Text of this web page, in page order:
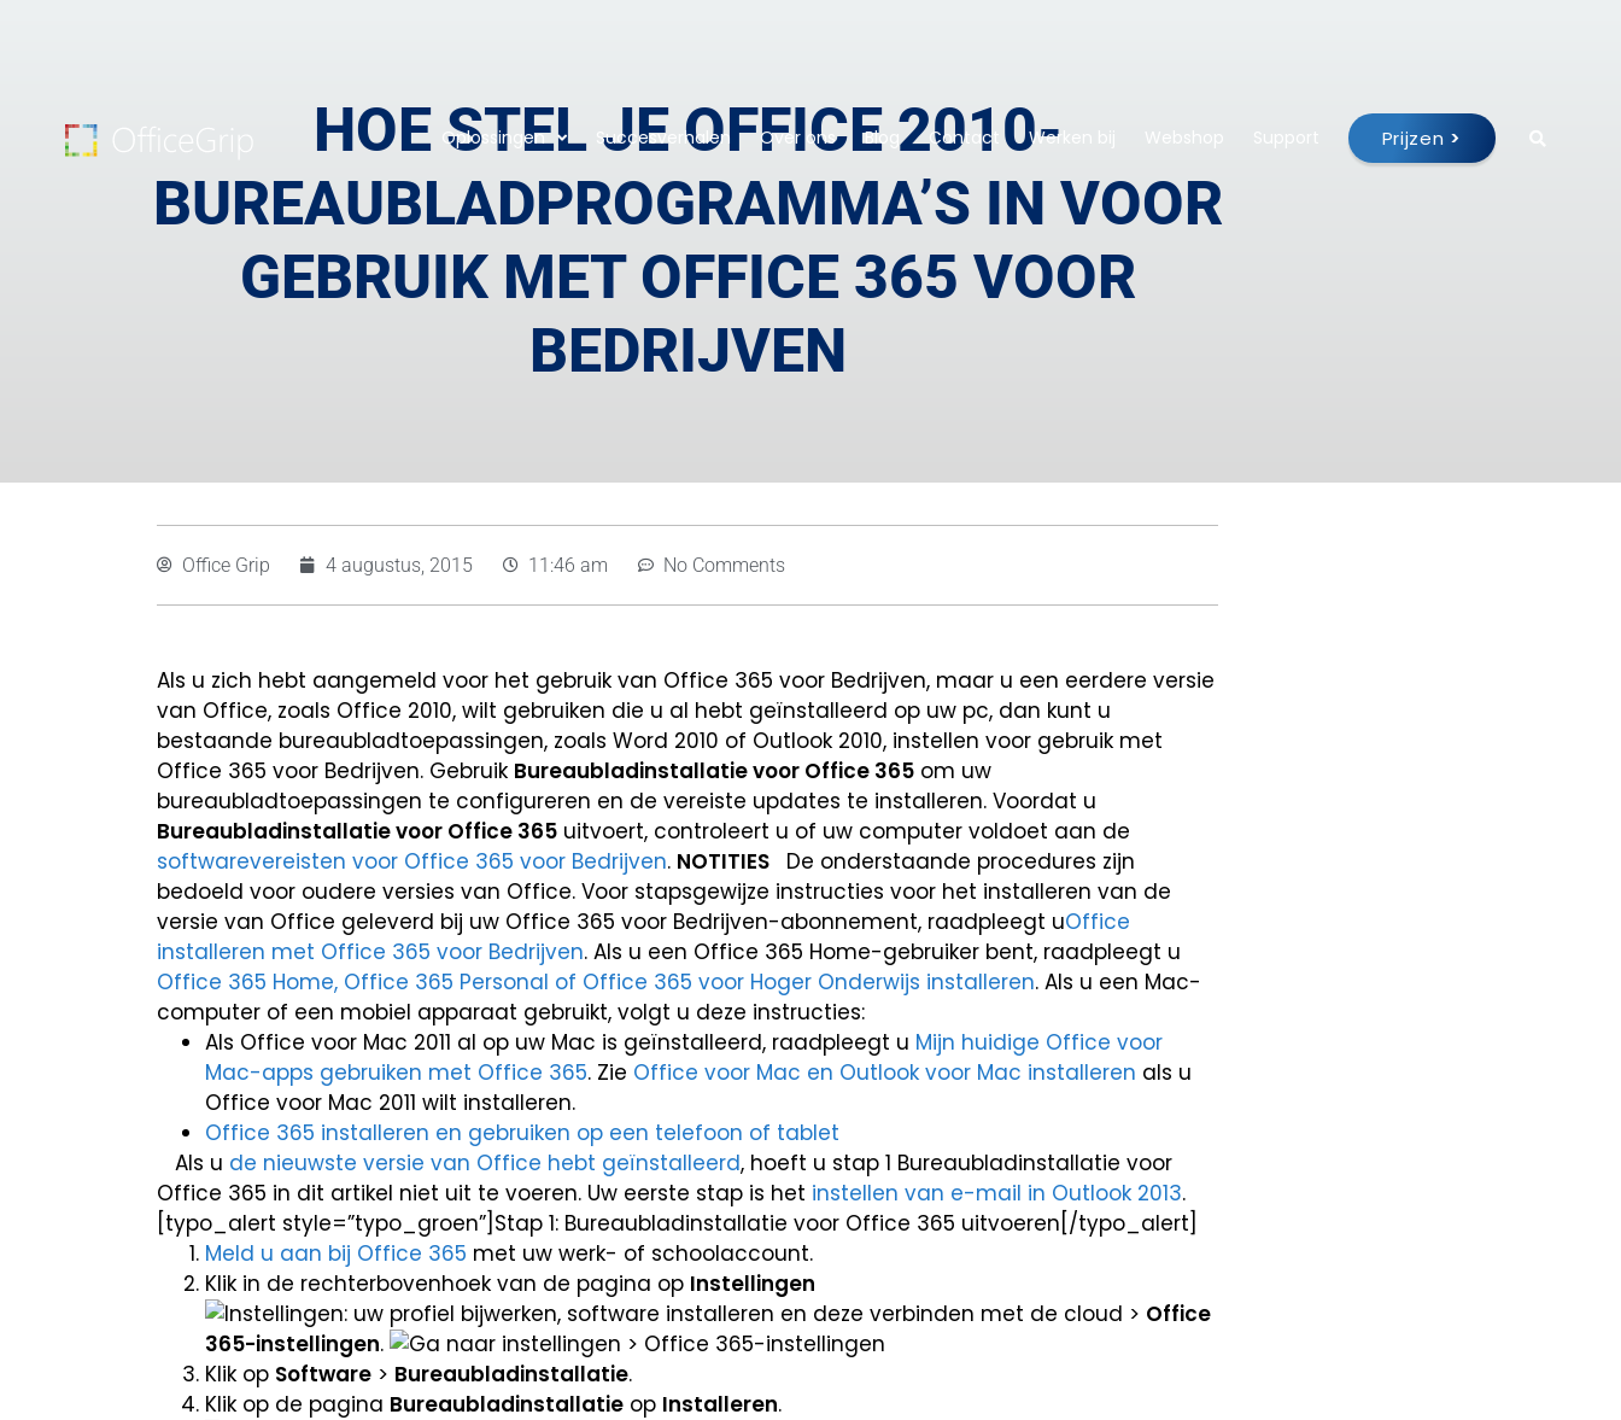
Oplossingen Succesverhalen Over ons Blog Contact Werken bij Webshop Support Prijzen >
HOE STEL JE OFFICE 2010-
BUREAUBLADPROGRAMMA’S IN VOOR
GEBRUIK MET OFFICE 365 VOOR
BEDRIJVEN
Office Grip 4 augustus, 2015 11:46 am No Comments
Als u zich hebt aangemeld voor het gebruik van Office 365 voor Bedrijven, maar u een eerdere versie
van Office, zoals Office 2010, wilt gebruiken die u al hebt geïnstalleerd op uw pc, dan kunt u
bestaande bureaubladtoepassingen, zoals Word 2010 of Outlook 2010, instellen voor gebruik met
Office 365 voor Bedrijven. Gebruik Bureaubladinstallatie voor Office 365 om uw
bureaubladtoepassingen te configureren en de vereiste updates te installeren. Voordat u
Bureaubladinstallatie voor Office 365 uitvoert, controleert u of uw computer voldoet aan de
softwarevereisten voor Office 365 voor Bedrijven. NOTITIES
De onderstaande procedures zijn
bedoeld voor oudere versies van Office. Voor stapsgewijze instructies voor het installeren van de
versie van Office geleverd bij uw Office 365 voor Bedrijven-abonnement, raadpleegt uOffice
installeren met Office 365 voor Bedrijven. Als u een Office 365 Home-gebruiker bent, raadpleegt u
Office 365 Home, Office 365 Personal of Office 365 voor Hoger Onderwijs installeren. Als u een Mac-
computer of een mobiel apparaat gebruikt, volgt u deze instructies:
Als Office voor Mac 2011 al op uw Mac is geïnstalleerd, raadpleegt u Mijn huidige Office voor
Mac-apps gebruiken met Office 365. Zie Office voor Mac en Outlook voor Mac installeren als u
Office voor Mac 2011 wilt installeren.
Office 365 installeren en gebruiken op een telefoon of tablet
Als u de nieuwste versie van Office hebt geïnstalleerd, hoeft u stap 1 Bureaubladinstallatie voor
Office 365 in dit artikel niet uit te voeren. Uw eerste stap is het instellen van e-mail in Outlook 2013.
[typo_alert style=”typo_groen”]Stap 1: Bureaubladinstallatie voor Office 365 uitvoeren[/typo_alert]
Meld u aan bij Office 365 met uw werk- of schoolaccount.
Klik in de rechterbovenhoek van de pagina op Instellingen
> Office
365-instellingen.
Klik op Software > Bureaubladinstallatie.
Klik op de pagina Bureaubladinstallatie op Installeren.